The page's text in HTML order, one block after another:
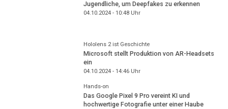
Jugendliche, um Deepfakes zu erkennen
04.10.2024 - 10:48Uhr
Hololens 2 ist Geschichte
Microsoft stellt Produktion von AR-Headsets
ein
04.10.2024 - 14:46Uhr
Hands-on
Das Google Pixel 9 Pro vereint KI und
hochwertige Fotografie unter einer Haube